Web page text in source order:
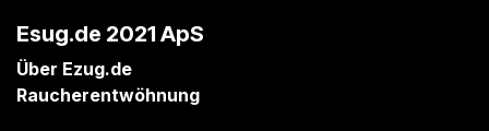
Esug.de 2021 ApS
Über Ezug.de
Raucherentwöhnung